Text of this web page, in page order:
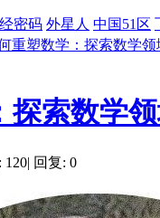
密码 外星人 中国51区
重塑数学：探索数学领
索数学
120| 回复: 0